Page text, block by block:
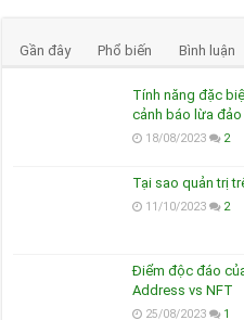
Gần đây Phổ biến Bình luận
Tính năng đặc
cảnh báo lừa đảo
18/08/2023 2
Tại sao quản trị
11/10/2023 2
Điểm độc đáo
Address vs NFT
25/08/2023 1